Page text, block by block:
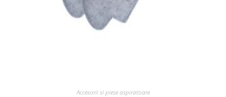
Accesorii si piese aspiratoare